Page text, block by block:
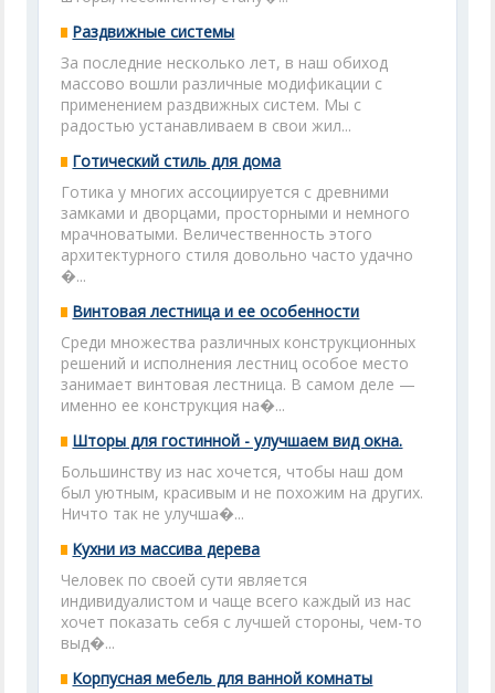
Раздвижные системы
За последние несколько лет, в наш обиход
массово вошли различные модификации с
применением раздвижных систем. Мы с
радостью устанавливаем в свои жил...
Готический стиль для дома
Готика у многих ассоциируется с древними
замками и дворцами, просторными и немного
мрачноватыми. Величественность этого
архитектурного стиля довольно часто удачно
�...
Винтовая лестница и ее особенности
Среди множества различных конструкционных
решений и исполнения лестниц особое место
занимает винтовая лестница. В самом деле —
именно ее конструкция на�...
Шторы для гостинной - улучшаем вид окна.
Большинству из нас хочется, чтобы наш дом
был уютным, красивым и не похожим на других.
Ничто так не улучша�...
Кухни из массива дерева
Человек по своей сути является
индивидуалистом и чаще всего каждый из нас
хочет показать себя с лучшей стороны, чем-то
выд�...
Корпусная мебель для ванной комнаты